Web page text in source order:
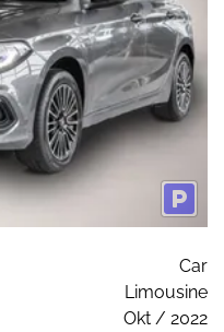
Car
Limousine
Okt / 2022